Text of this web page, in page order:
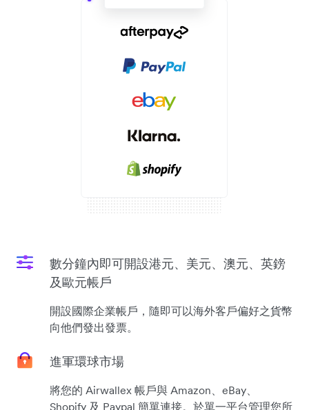
數分鐘內即可開設港元、美元、澳元、英鎊
及歐元帳戶
開設國際企業帳戶，隨即可以海外客戶偏好之貨幣
向他們發出發票。
進軍環球市場
將您的 Airwallex 帳戶與 Amazon、eBay、
Shopify 及 Paypal 簡單連接。於單一平台管理您所